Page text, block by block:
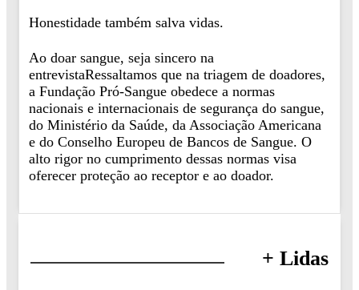
Honestidade também salva vidas.
Ao doar sangue, seja sincero na
entrevistaRessaltamos que na triagem de doadores,
a Fundação Pró-Sangue obedece a normas
nacionais e internacionais de segurança do sangue,
do Ministério da Saúde, da Associação Americana
e do Conselho Europeu de Bancos de Sangue. O
alto rigor no cumprimento dessas normas visa
oferecer proteção ao receptor e ao doador.
+ Lidas